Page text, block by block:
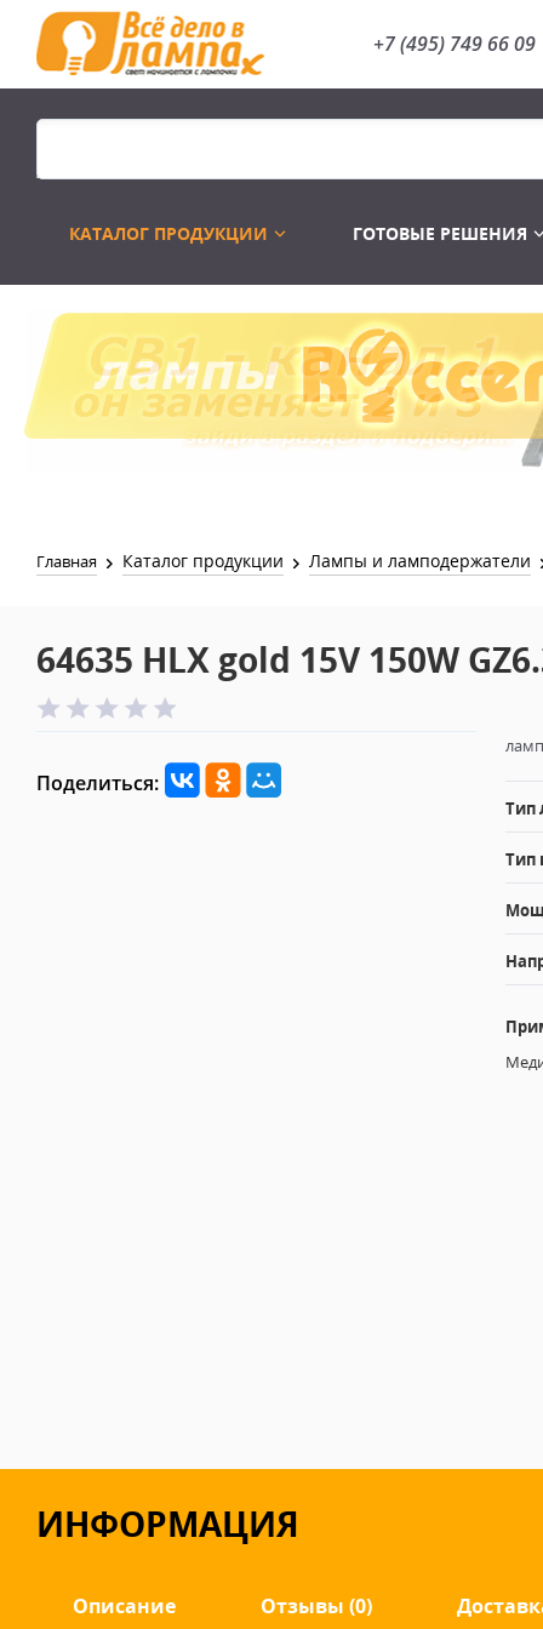
+7 (495) 749 66 09
КАТАЛОГ ПРОДУКЦИИ
Распродажа Лампы
ГОТОВЫЕ РЕШЕНИЯ
Главная Каталог продукции Лампы и ламподержатели
64635 HLX gold 15V 150W
Поделиться:
Тип
Тип
ИНФОРМАЦИЯ
Описание Отзывы (0)